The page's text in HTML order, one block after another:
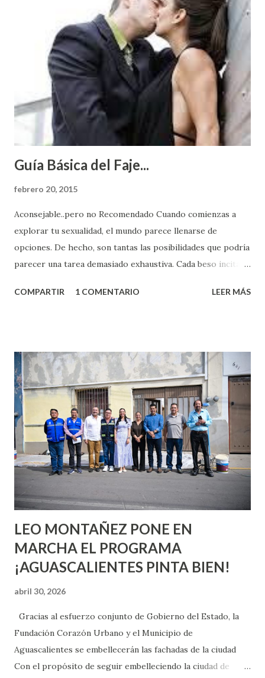
Guía Básica del Faje...
febrero 20, 2015
Aconsejable..pero no Recomendado Cuando comienzas a
explorar tu sexualidad, el mundo parece llenarse de
opciones. De hecho, son tantas las posibilidades que podría
parecer una tarea demasiado exhaustiva. Cada beso incita
partes de ti que jamás hubieras imaginado. El problema es
conoces ni la mitad de lo que deberías saber. Pero incluso
quienes ya han tenido relaciones sexuales no son expertos
o expertas en el tema. Siempre hay algo nuevo que
aprender y nuevas experiencias que conocer. Si eres una
chica y aún no has tenido relaciones sexuales, tal vez
pienses que el sexo será increíble y no puedas esperar para
experimentarlo, pero como cualquier persona con
experiencia te dirá, siempre es mejor cuando ambas partes
son suficientemen...
COMPARTIR 1 COMENTARIO LEER MÁS
LEO MONTAÑEZ PONE EN
MARCHA EL PROGRAMA
¡AGUASCALIENTES PINTA BIEN!
abril 30, 2026
Gracias al esfuerzo conjunto de Gobierno del Estado, la
Fundación Corazón Urbano y el Municipio de
Aguascalientes se embellecerán las fachadas de la ciudad
Con el propósito de seguir embelleciendo la ciudad de